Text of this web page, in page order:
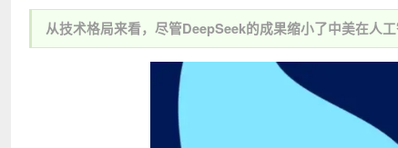
从技术格局来看，尽管DeepSeek的成果缩小了中美在人